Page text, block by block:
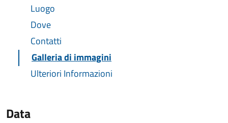
Luogo
Dove
Contatti
Galleria di immagini
Ulteriori Informazioni
Data